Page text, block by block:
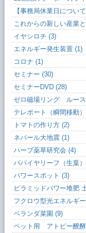
【事務局休業日につい
これからの新しい産業
イヤシロチ (3)
エネルギー発生装置 (1)
コロナ (1)
セミナー (30)
セミナーDVD (28)
ゼロ磁場リング ルー
テレポート（瞬間移動
トマトの作り方 (2)
ネパール大地震 (1)
ハーブ薬草研究会 (4)
パパイヤリーフ（生葉
パワースポット (3)
ピラミッドパワー堆肥
フクロウ型光エネルギ
ベランダ菜園 (9)
ペット用 アトピー醗